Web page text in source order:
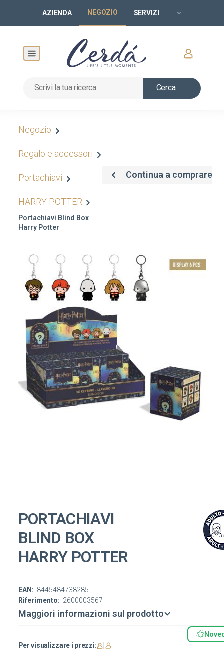
AZIENDA NEGOZIO SERVIZI
Cerca
Negozio
Regalo e accessori
Portachiavi
HARRY POTTER
Portachiavi Blind Box
Harry Potter
Continua a comprare
PORTACHIAVI
BLIND BOX
HARRY POTTER
Riferimento: 2600003567
EAN: 8445484738285
Maggiori informazioni sul prodotto
Per visualizzare i prezzi:
|